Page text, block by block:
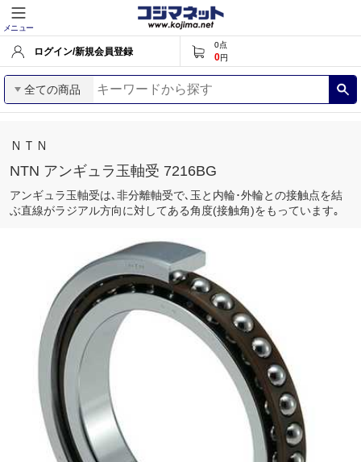
メニュー
ログイン/新規会員登録
0点
0円
全ての商品
ＮＴＮ
NTN アンギュラ玉軸受 7216BG
アンギュラ玉軸受は､非分離軸受で､玉と内輪･外輪との接触点を結
ぶ直線がラジアル方向に対してある角度(接触角)をもっています｡